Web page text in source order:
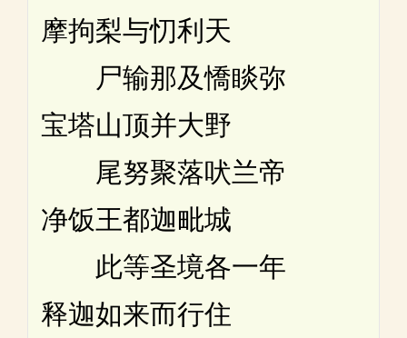
摩拘梨与忉利天
尸输那及憍睒弥
宝塔山顶并大野
尾努聚落吠兰帝
净饭王都迦毗城
此等圣境各一年
释迦如来而行住